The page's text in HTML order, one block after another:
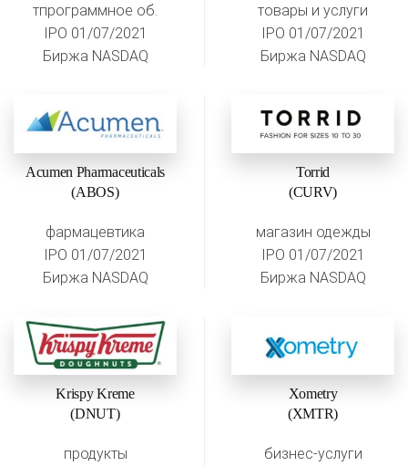
тпрограммное об.
IPO 01/07/2021
Биржа NASDAQ
товары и услуги
IPO 01/07/2021
Биржа NASDAQ
Acumen Pharmaceuticals
(ABOS)
фармацевтика
IPO 01/07/2021
Биржа NASDAQ
Torrid
(CURV)
магазин одежды
IPO 01/07/2021
Биржа NASDAQ
Krispy Kreme
(DNUT)
продукты
Xometry
(XMTR)
бизнес-услуги